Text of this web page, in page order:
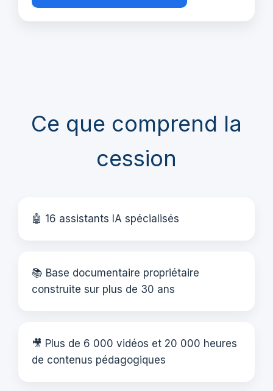
Ce que comprend la
cession
🤖 16 assistants IA spécialisés
📚 Base documentaire propriétaire
construite sur plus de 30 ans
🎥 Plus de 6 000 vidéos et 20 000 heures
de contenus pédagogiques